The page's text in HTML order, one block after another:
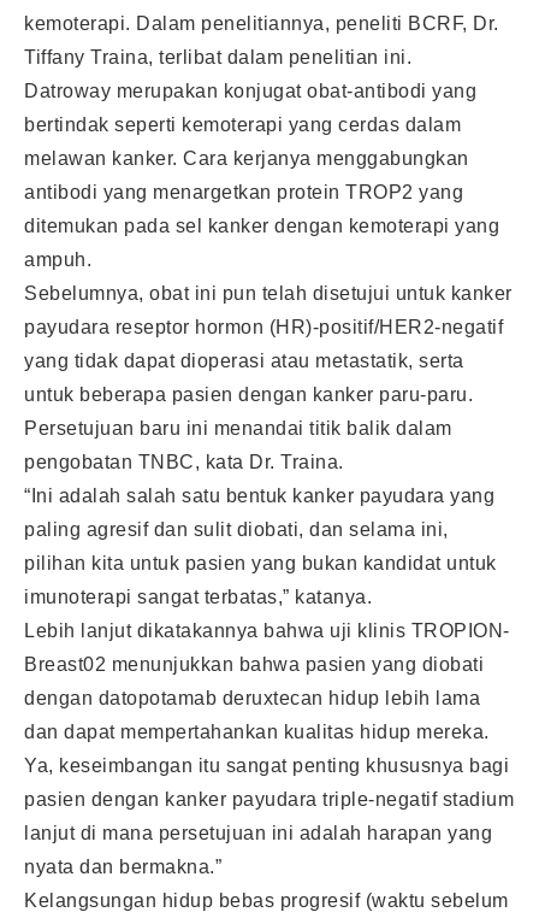
kemoterapi. Dalam penelitiannya, peneliti BCRF, Dr.
Tiffany Traina, terlibat dalam penelitian ini.
Datroway merupakan konjugat obat-antibodi yang
bertindak seperti kemoterapi yang cerdas dalam
melawan kanker. Cara kerjanya menggabungkan
antibodi yang menargetkan protein TROP2 yang
ditemukan pada sel kanker dengan kemoterapi yang
ampuh.
Sebelumnya, obat ini pun telah disetujui untuk kanker
payudara reseptor hormon (HR)-positif/HER2-negatif
yang tidak dapat dioperasi atau metastatik, serta
untuk beberapa pasien dengan kanker paru-paru.
Persetujuan baru ini menandai titik balik dalam
pengobatan TNBC, kata Dr. Traina.
“Ini adalah salah satu bentuk kanker payudara yang
paling agresif dan sulit diobati, dan selama ini,
pilihan kita untuk pasien yang bukan kandidat untuk
imunoterapi sangat terbatas,” katanya.
Lebih lanjut dikatakannya bahwa uji klinis TROPION-
Breast02 menunjukkan bahwa pasien yang diobati
dengan datopotamab deruxtecan hidup lebih lama
dan dapat mempertahankan kualitas hidup mereka.
Ya, keseimbangan itu sangat penting khususnya bagi
pasien dengan kanker payudara triple-negatif stadium
lanjut di mana persetujuan ini adalah harapan yang
nyata dan bermakna.”
Kelangsungan hidup bebas progresif (waktu sebelum